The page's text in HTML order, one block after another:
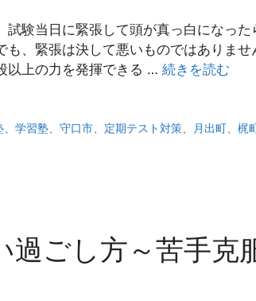
試験当日に緊張して頭が真っ白になっ
も、緊張は決して悪いものではありま
以上の力を発揮できる … 続きを読む
、学習塾 、守口市 定期テスト対策 月出町 、梶
過ごし方～苦手克